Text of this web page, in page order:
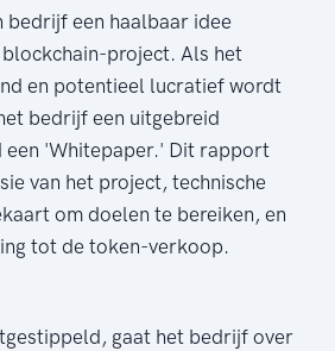
een haalbaar idee
project. Als het
en potentieel lucratief wordt
bedrijf een uitgebreid
een 'Whitepaper.' Dit rapport
van het project, technische
om doelen te bereiken, en
tot de token-verkoop.
gaat het bedrijf over